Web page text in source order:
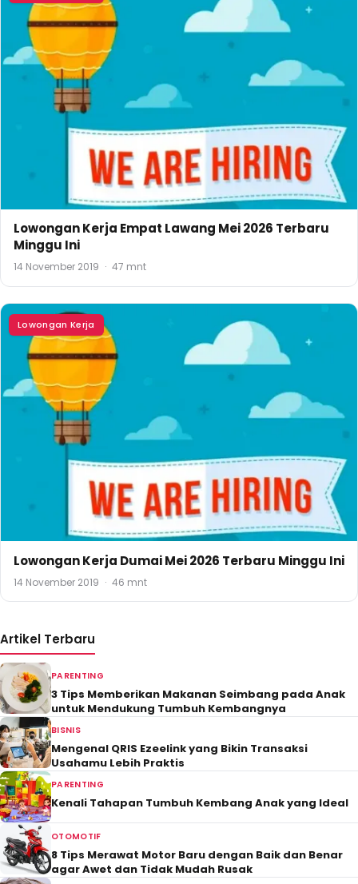
Lowongan Kerja Empat Lawang Mei 2026 Terbaru
Minggu Ini
14 November 2019 · 47 mnt
Lowongan Kerja
Lowongan Kerja Dumai Mei 2026 Terbaru Minggu Ini
14 November 2019 · 46 mnt
Artikel Terbaru
PARENTING
3 Tips Memberikan Makanan Seimbang pada Anak
untuk Mendukung Tumbuh Kembangnya
BISNIS
Mengenal QRIS Ezeelink yang Bikin Transaksi
Usahamu Lebih Praktis
PARENTING
Kenali Tahapan Tumbuh Kembang Anak yang Ideal
OTOMOTIF
8 Tips Merawat Motor Baru dengan Baik dan Benar
agar Awet dan Tidak Mudah Rusak